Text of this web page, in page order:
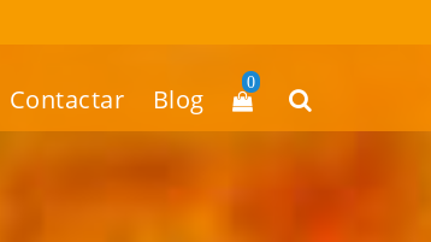
Contactar Blog
0